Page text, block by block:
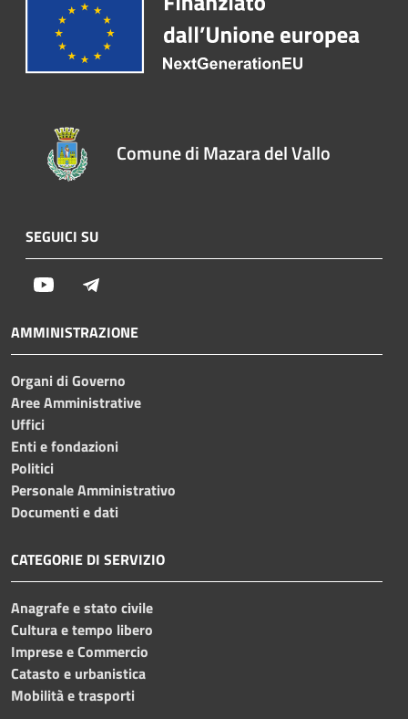
Comune di Mazara del Vallo
SEGUICI SU
Youtube
AMMINISTRAZIONE
Organi di Governo
Aree Amministrative
Uffici
Enti e fondazioni
Politici
Personale Amministrativo
Documenti e dati
CATEGORIE DI SERVIZIO
Anagrafe e stato civile
Cultura e tempo libero
Imprese e Commercio
Catasto e urbanistica
Mobilità e trasporti